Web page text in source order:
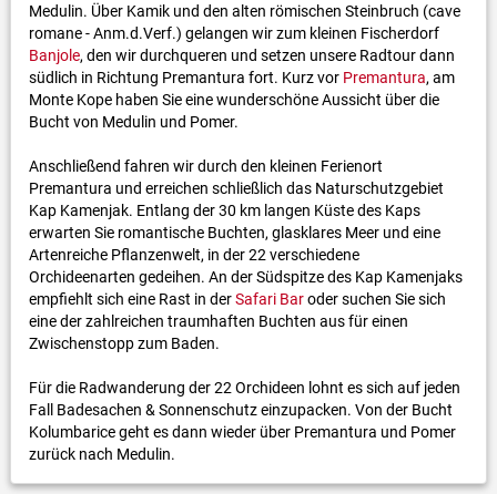
Medulin. Über Kamik und den alten römischen Steinbruch (cave
romane - Anm.d.Verf.) gelangen wir zum kleinen Fischerdorf
Banjole, den wir durchqueren und setzen unsere Radtour dann
südlich in Richtung Premantura fort. Kurz vor Premantura, am
Monte Kope haben Sie eine wunderschöne Aussicht über die
Bucht von Medulin und Pomer.
Anschließend fahren wir durch den kleinen Ferienort
Premantura und erreichen schließlich das Naturschutzgebiet
Kap Kamenjak. Entlang der 30 km langen Küste des Kaps
erwarten Sie romantische Buchten, glasklares Meer und eine
Artenreiche Pflanzenwelt, in der 22 verschiedene
Orchideenarten gedeihen. An der Südspitze des Kap Kamenjaks
empfiehlt sich eine Rast in derSafari Baroder suchen Sie sich
eine der zahlreichen traumhaften Buchten aus für einen
Zwischenstopp zum Baden.
Für die Radwanderung der 22 Orchideen lohnt es sich auf jeden
Fall Badesachen & Sonnenschutz einzupacken. Von der Bucht
Kolumbarice geht es dann wieder über Premantura und Pomer
zurück nach Medulin.